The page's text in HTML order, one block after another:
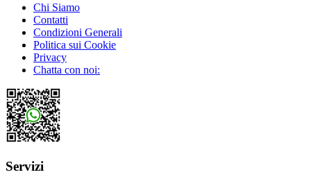
Chi Siamo
Contatti
Condizioni Generali
Politica sui Cookie
Privacy
Chatta con noi:
Servizi